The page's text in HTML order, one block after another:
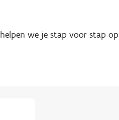
helpen we je stap voor stap